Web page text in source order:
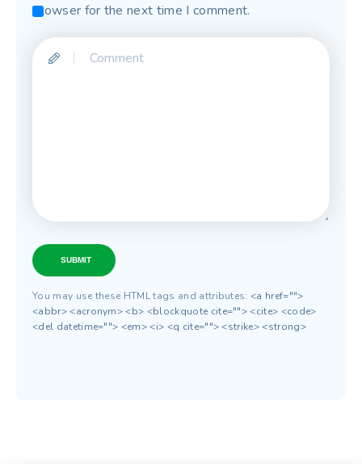
browser for the next time I comment.
SUBMIT
You may use these HTML tags and attributes:<a href="">
<abbr> <acronym> <b> <blockquote cite=""> <cite> <code>
<del datetime=""> <em> <i> <q cite=""> <strike> <strong>